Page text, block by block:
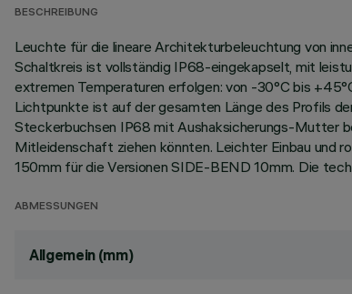
BESCHREIBUNG
Leuchte für die lineare Architekturbeleuchtung von
Schaltkreis ist vollständig IP68-eingekapselt, mit
extremen Temperaturen erfolgen: von -30°C bis
Lichtpunkte ist auf der gesamten Länge des Profils
Steckerbuchsen IP68 mit Aushaksicherungs-Mutter
Mitleidenschaft ziehen könnten. Leichter Einbau und
150mm für die Versionen SIDE-BEND 10mm. Die
ABMESSUNGEN
Allgemein (mm)